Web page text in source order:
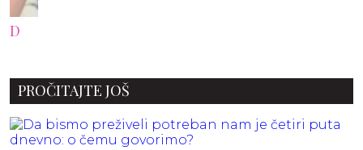
PROČITAJTE JOŠ